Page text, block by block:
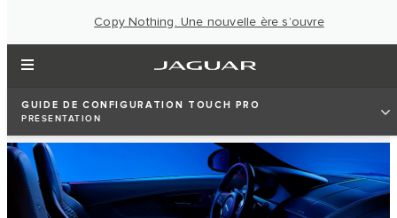
Copy Nothing. Une nouvelle ère s’ouvre
GUIDE DE CONFIGURATION TOUCH PRO
PRÉSENTATION